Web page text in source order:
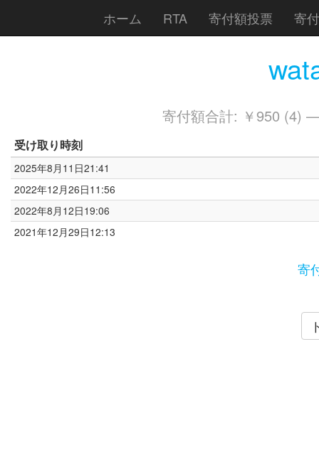
ホーム RTA 寄付額投票 寄
寄付額合計: ￥950 (4)
受け取り時刻
2025年8月11日21:41
2022年12月26日11:56
2022年8月12日19:06
2021年12月29日12:13
寄